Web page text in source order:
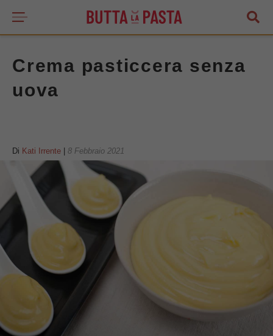
Crema pasticcera senza
uova
Di Kati Irrente 8 Febbraio 2021